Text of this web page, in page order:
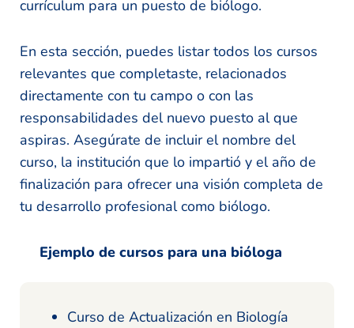
currículum para un puesto de biólogo.
En esta sección, puedes listar todos los cursos
relevantes que completaste, relacionados
directamente con tu campo o con las
responsabilidades del nuevo puesto al que
aspiras. Asegúrate de incluir el nombre del
curso, la institución que lo impartió y el año de
finalización para ofrecer una visión completa de
tu desarrollo profesional como biólogo.
Ejemplo de cursos para una bióloga
Curso de Actualización en Biología